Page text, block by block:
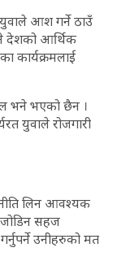
युवाले आश गर्ने ठाउँ
देशको आर्थिक
कार्यक्रमलाई
भने भएको छैन ।
युवाले रोजगारी
लिन आवश्यक
जोडिन सहज
उनीहरुको मत